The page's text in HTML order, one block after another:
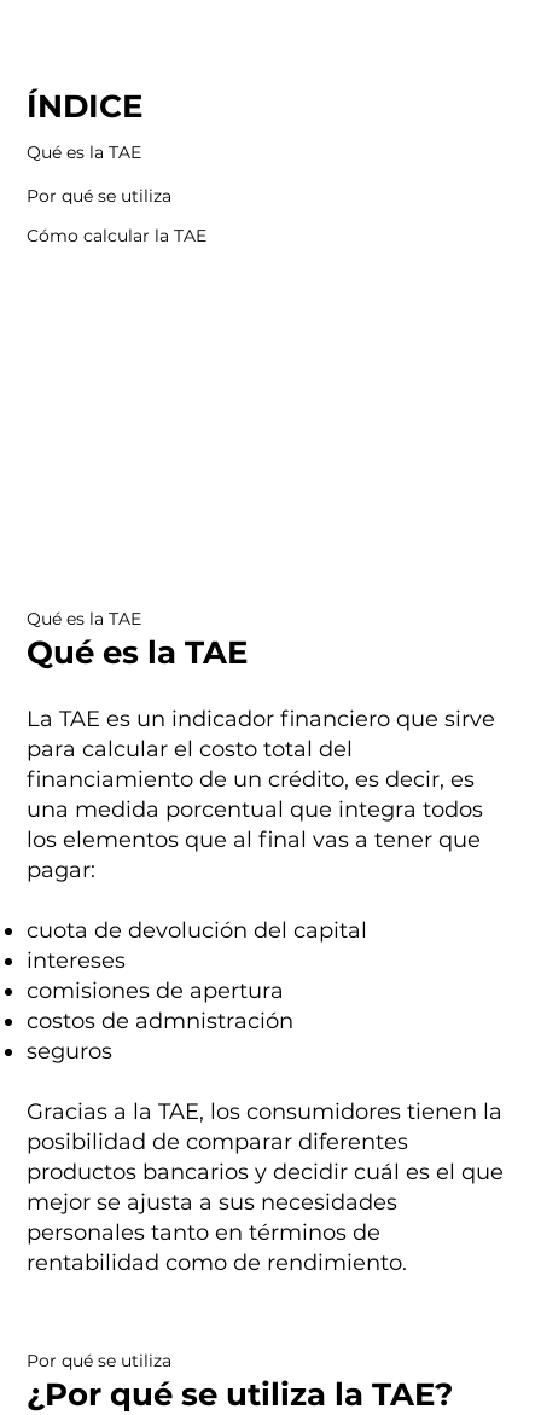
Por qué se utiliza
¿Por qué se utiliza la TAE?
Qué es la TAE
Qué es la TAE
La TAE es un indicador financiero que sirve
para calcular el costo total del
financiamiento de un crédito, es decir, es
una medida porcentual que integra todos
los elementos que al final vas a tener que
pagar:
cuota de devolución del capital
intereses
comisiones de apertura
costos de admnistración
seguros
Gracias a la TAE, los consumidores tienen la
posibilidad de comparar diferentes
productos bancarios y decidir cuál es el que
mejor se ajusta a sus necesidades
personales tanto en términos de
rentabilidad como de rendimiento.
ÍNDICE
Qué es la TAE
Por qué se utiliza
Cómo calcular la TAE